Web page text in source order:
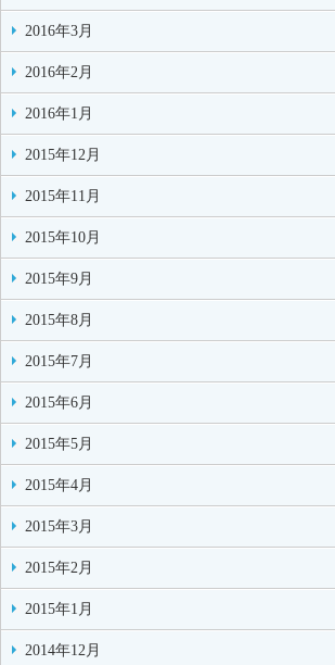
2016年3月
2016年2月
2016年1月
2015年12月
2015年11月
2015年10月
2015年9月
2015年8月
2015年7月
2015年6月
2015年5月
2015年4月
2015年3月
2015年2月
2015年1月
2014年12月